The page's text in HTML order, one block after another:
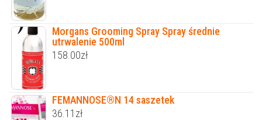
Morgans Grooming Spray Spray średnie
utrwalenie 500ml
158.00zł
FEMANNOSE®N 14 saszetek
36.11 zł